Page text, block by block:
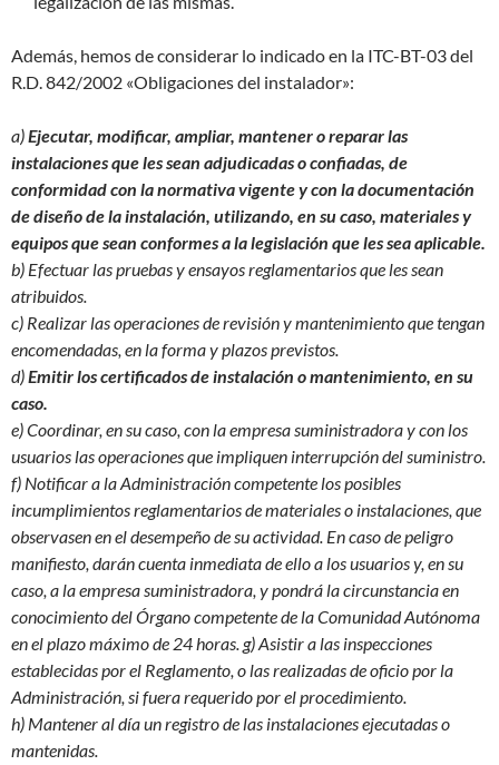
Además, hemos de considerar lo indicado en la ITC-BT-03 del
R.D. 842/2002 «Obligaciones del instalador»:
a)Ejecutar, modificar, ampliar, mantener o reparar las
instalaciones que les sean adjudicadas o confiadas, de
conformidad con la normativa vigente y con la documentación
de diseño de la instalación, utilizando, en su caso, materiales y
equipos que sean conformes a la legislación que les sea aplicable.
b) Efectuar las pruebas y ensayos reglamentarios que les sean
atribuidos.
c) Realizar las operaciones de revisión y mantenimiento que tengan
encomendadas, en la forma y plazos previstos.
d)Emitir los certificados de instalación o mantenimiento, en su
caso.
e) Coordinar, en su caso, con la empresa suministradora y con los
usuarios las operaciones que impliquen interrupción del suministro.
f) Notificar a la Administración competente los posibles
incumplimientos reglamentarios de materiales o instalaciones, que
observasen en el desempeño de su actividad. En caso de peligro
manifiesto, darán cuenta inmediata de ello a los usuarios y, en su
caso, a la empresa suministradora, y pondrá la circunstancia en
conocimiento del Órgano competente de la Comunidad Autónoma
en el plazo máximo de 24 horas. g) Asistir a las inspecciones
establecidas por el Reglamento, o las realizadas de oficio por la
Administración, si fuera requerido por el procedimiento.
h) Mantener al día un registro de las instalaciones ejecutadas o
mantenidas.